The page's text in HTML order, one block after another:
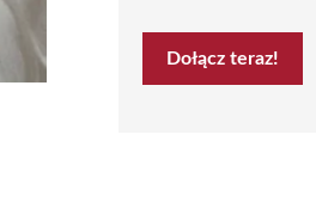
Dołącz teraz!